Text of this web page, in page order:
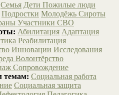
Семья Дети Пожилые люди
Подростки Молодёжь Сироты
Участники СВО
Абилитация Адаптация
Реабилитация
Инновации Исследования
Волонтёрство
Сопровождение
темам: Социальная работа
Социальная защита